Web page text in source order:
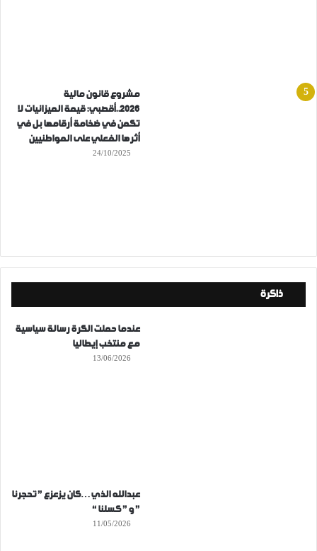
مشروع قانون مالية
2026..أقصبي: قيمة الميزانيات لا
تكمن في ضخامة أرقامها بل في
أثرها الفعلي على المواطنيين
24/10/2025
ذاكرة
عندما حملت الكرة رسالة سياسية
مع منتخب إيطاليا
13/06/2026
عبدالله الذي…كان يزعزع ” تحجرنا
” و ” كسلنا “
11/05/2026